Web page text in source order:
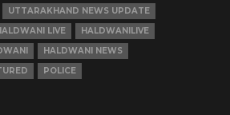
UTTARAKHAND NEWS UPDATE
LIVE
HALDWANILIVE
HALDWANI NEWS
POLICE